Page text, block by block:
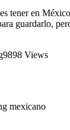
tener en
guardarlo,
9898 Views
mexicano